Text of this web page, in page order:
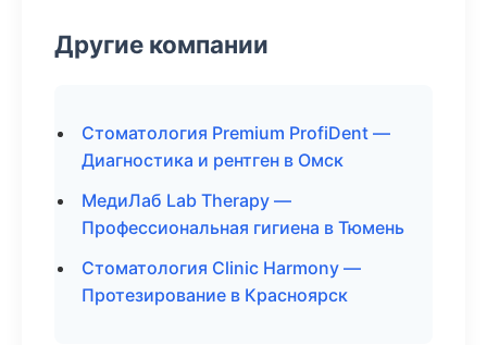
Другие компании
Стоматология Premium ProfiDent —
Диагностика и рентген в Омск
МедиЛаб Lab Therapy —
Профессиональная гигиена в Тюмень
Стоматология Clinic Harmony —
Протезирование в Красноярск